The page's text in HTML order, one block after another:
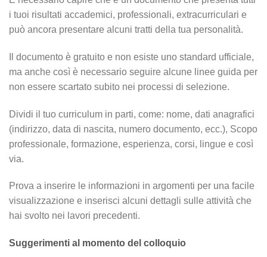
i tuoi risultati accademici, professionali, extracurriculari e
può ancora presentare alcuni tratti della tua personalità.
Il documento è gratuito e non esiste uno standard ufficiale,
ma anche così è necessario seguire alcune linee guida per
non essere scartato subito nei processi di selezione.
Dividi il tuo curriculum in parti, come: nome, dati anagrafici
(indirizzo, data di nascita, numero documento, ecc.), Scopo
professionale, formazione, esperienza, corsi, lingue e così
via.
Prova a inserire le informazioni in argomenti per una facile
visualizzazione e inserisci alcuni dettagli sulle attività che
hai svolto nei lavori precedenti.
Suggerimenti al momento del colloquio